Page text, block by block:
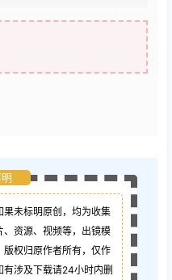
未标明原创，均为收集
、资源、视频等，出镜模
权归原作者所有，仅作
涉及下载请24小时内删